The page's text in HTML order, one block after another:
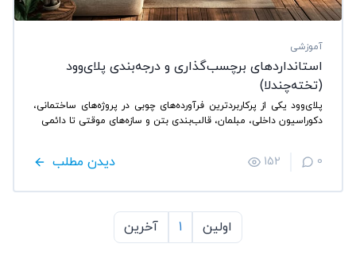
آموزشی
استانداردهای برچسب‌گذاری و درجه‌بندی پلای‌وود
(تخته‌چندلا)
پلای‌وود یکی از پرکاربردترین فرآورده‌های چوبی در پروژه‌های ساختمانی،
دکوراسیون داخلی، مبلمان، قالب‌بندی بتن و سازه‌های موقتی تا دائمی
دیدن مطلب 152 0
اولین 1 آخرین